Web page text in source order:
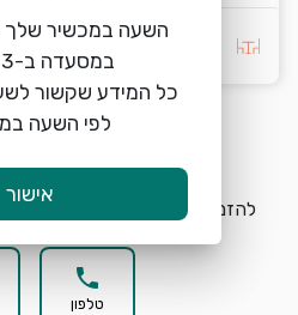
בחרו העדפה *
להזמנת מקום בבר איטליה בחרו
phone
טלפון
השעה במכשיר שלך
כל המידע שקשור
לפי השעה
אישור